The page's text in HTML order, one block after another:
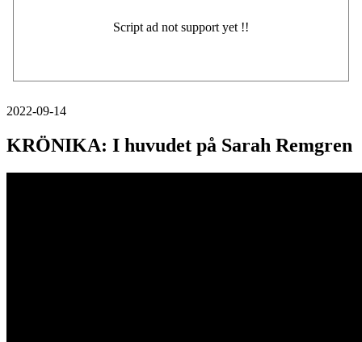
2022-09-14
KRÖNIKA: I huvudet på Sarah Remgren